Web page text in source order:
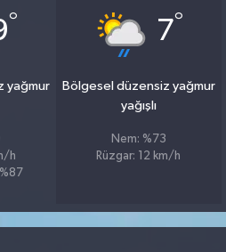
°
yağmur
h
%87
7°
Bölgesel düzensiz yağmur
yağışlı
Nem: %73
Rüzgar: 12 km/h